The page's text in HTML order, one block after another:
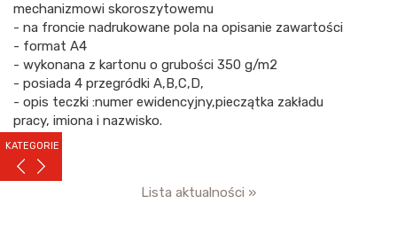
KATEGORIE
mechanizmowi skoroszytowemu
- na froncie nadrukowane pola na opisanie zawartości
- format A4
- wykonana z kartonu o grubości 350 g/m2
- posiada 4 przegródki A,B,C,D,
- opis teczki :numer ewidencyjny,pieczątka zakładu
pracy, imiona i nazwisko.
Lista aktualności »